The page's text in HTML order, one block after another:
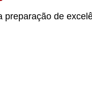
preparação de